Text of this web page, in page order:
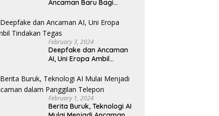
Ancaman Baru Bagi
February 3, 2024
Deepfake dan Ancaman
AI, Uni Eropa Ambil
February 1, 2024
Berita Buruk, Teknologi AI